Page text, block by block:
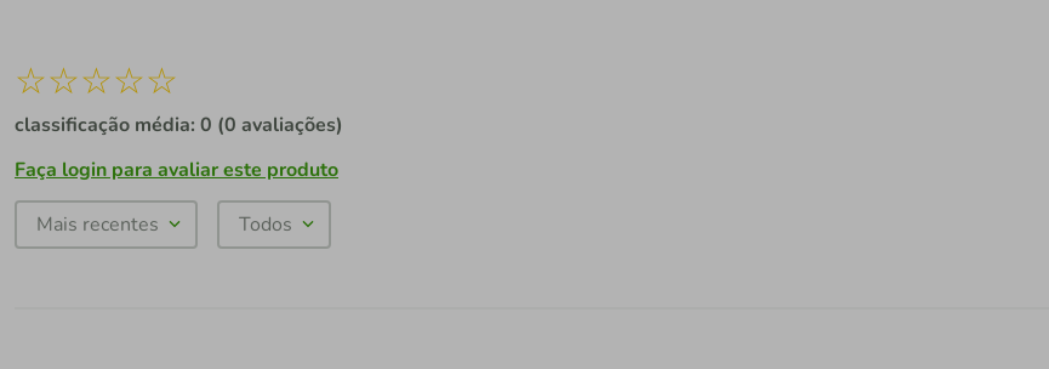
☆☆☆☆☆
classificação média: 0 (0 avaliações)
Faça login para avaliar este produto
Mais recentes Todos